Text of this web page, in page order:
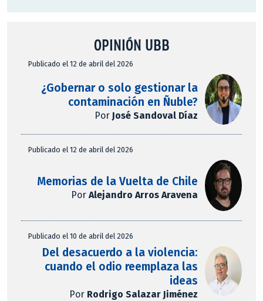
OPINIÓN UBB
Publicado el 12 de abril del 2026
¿Gobernar o solo gestionar la
contaminación en Ñuble?
Por José Sandoval Díaz
Publicado el 12 de abril del 2026
Memorias de la Vuelta de Chile
PorAlejandro Arros Aravena
Publicado el 10 de abril del 2026
Del desacuerdo a la violencia:
cuando el odio reemplaza las
ideas
Por Rodrigo Salazar Jiménez